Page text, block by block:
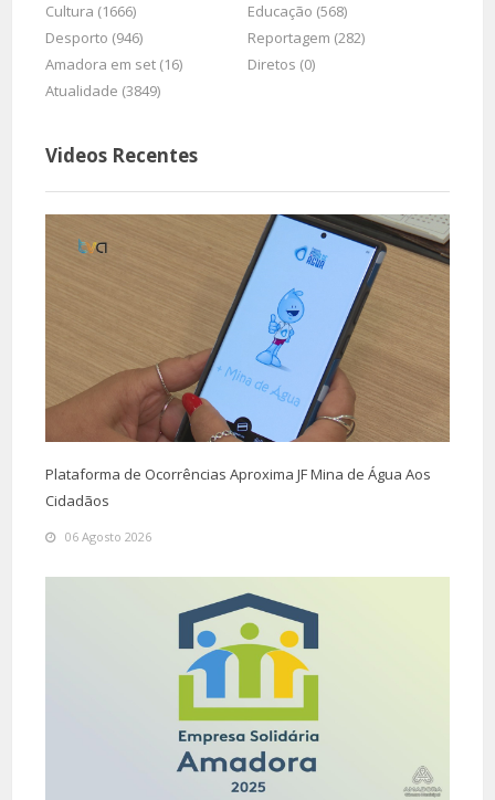
Cultura (1666)
Educação (568)
Desporto (946)
Reportagem (282)
Amadora em set (16)
Diretos (0)
Atualidade (3849)
Videos Recentes
Plataforma de Ocorrências Aproxima JF Mina de Água Aos
Cidadãos
06 Agosto 2026